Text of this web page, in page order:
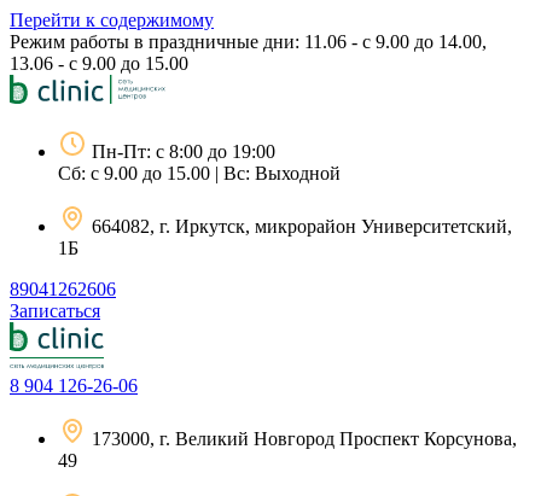
Перейти к содержимому
Режим работы в праздничные дни: 11.06 - с 9.00 до 14.00,
13.06 - с 9.00 до 15.00
Пн-Пт: с 8:00 до 19:00
Сб: с 9.00 до 15.00 | Вс: Выходной
664082, г. Иркутск, микрорайон Университетский,
1Б
89041262606
Записаться
8 904 126-26-06
173000, г. Великий Новгород Проспект Корсунова,
49